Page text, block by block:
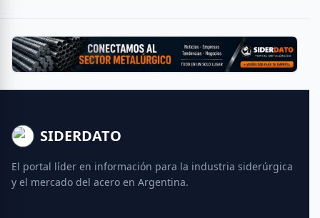
SIDERDATO
El portal líder en información para la industria siderúrgica
y el mercado del acero en Argentina.